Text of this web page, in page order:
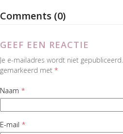
Comments (0)
GEEF EEN REACTIE
Je e-mailadres wordt niet gepubliceerd.
gemarkeerd met *
Naam *
E-mail *